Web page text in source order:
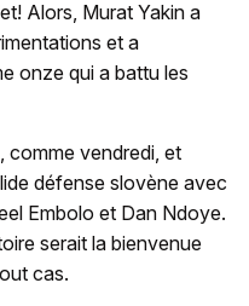
Alors, Murat Yakin a
et a
onze qui a battu les
comme vendredi, et
défense slovène avec
Embolo et Dan Ndoye.
serait la bienvenue
cas.